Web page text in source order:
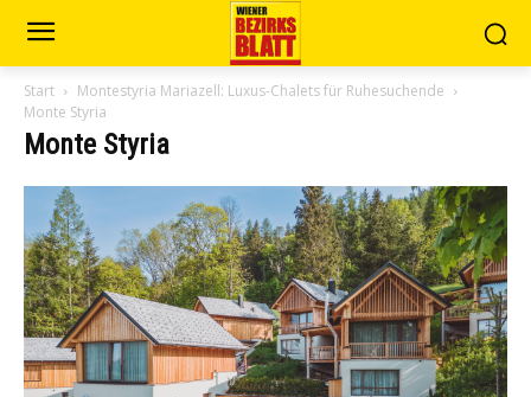
Start
Montestyria Mariazell: Luxus-Chalets für Ruhesuchende
Monte Styria
Monte Styria